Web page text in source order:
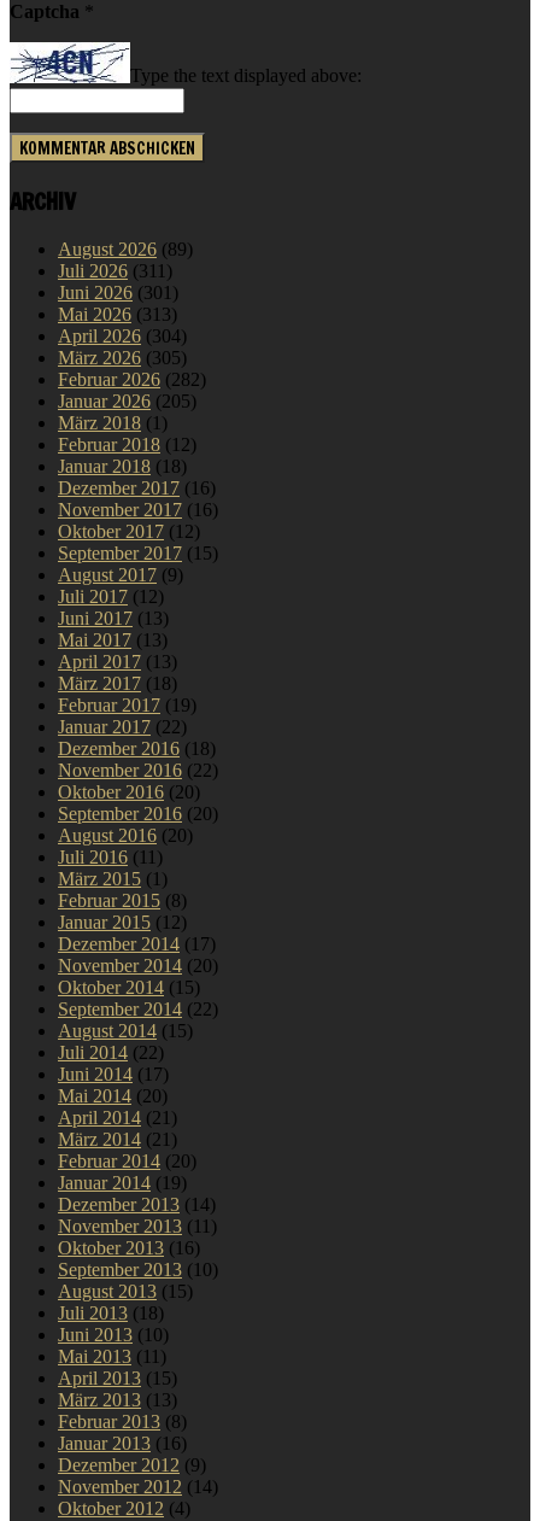
Captcha *
Type the text displayed above:
ARCHIV
August 2026 (89)
Juli 2026 (311)
Juni 2026 (301)
Mai 2026 (313)
April 2026 (304)
März 2026 (305)
Februar 2026 (282)
Januar 2026 (205)
März 2018 (1)
Februar 2018 (12)
Januar 2018 (18)
Dezember 2017 (16)
November 2017 (16)
Oktober 2017 (12)
September 2017 (15)
August 2017 (9)
Juli 2017 (12)
Juni 2017 (13)
Mai 2017 (13)
April 2017 (13)
März 2017 (18)
Februar 2017 (19)
Januar 2017 (22)
Dezember 2016 (18)
November 2016 (22)
Oktober 2016 (20)
September 2016 (20)
August 2016 (20)
Juli 2016 (11)
März 2015 (1)
Februar 2015 (8)
Januar 2015 (12)
Dezember 2014 (17)
November 2014 (20)
Oktober 2014 (15)
September 2014 (22)
August 2014 (15)
Juli 2014 (22)
Juni 2014 (17)
Mai 2014 (20)
April 2014 (21)
März 2014 (21)
Februar 2014 (20)
Januar 2014 (19)
Dezember 2013 (14)
November 2013 (11)
Oktober 2013 (16)
September 2013 (10)
August 2013 (15)
Juli 2013 (18)
Juni 2013 (10)
Mai 2013 (11)
April 2013 (15)
März 2013 (13)
Februar 2013 (8)
Januar 2013 (16)
Dezember 2012 (9)
November 2012 (14)
Oktober 2012 (4)